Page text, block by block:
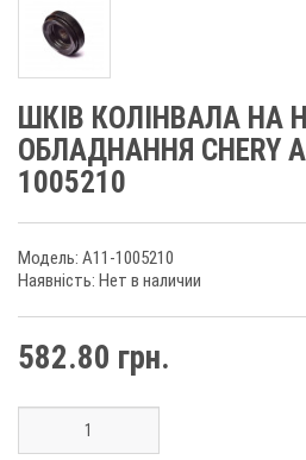
ШКІВ КОЛІНВАЛА НА
ОБЛАДНАННЯ CHERY
1005210
Модель: A11-1005210
Наявність: Нет в наличии
582.80 грн.